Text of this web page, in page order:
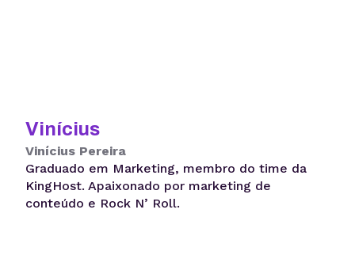
Vinícius
Vinícius Pereira
Graduado em Marketing, membro do time da
KingHost. Apaixonado por marketing de
conteúdo e Rock N’ Roll.